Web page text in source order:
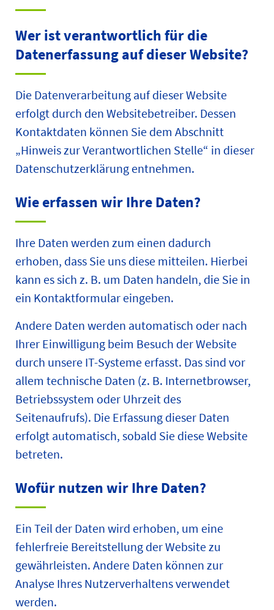
Wer ist verantwortlich für die
Datenerfassung auf dieser Website?
Die Datenverarbeitung auf dieser Website
erfolgt durch den Websitebetreiber. Dessen
Kontaktdaten können Sie dem Abschnitt
„Hinweis zur Verantwortlichen Stelle“ in dieser
Datenschutzerklärung entnehmen.
Wie erfassen wir Ihre Daten?
Ihre Daten werden zum einen dadurch
erhoben, dass Sie uns diese mitteilen. Hierbei
kann es sich z. B. um Daten handeln, die Sie in
ein Kontaktformular eingeben.
Andere Daten werden automatisch oder nach
Ihrer Einwilligung beim Besuch der Website
durch unsere IT-Systeme erfasst. Das sind vor
allem technische Daten (z. B. Internetbrowser,
Betriebssystem oder Uhrzeit des
Seitenaufrufs). Die Erfassung dieser Daten
erfolgt automatisch, sobald Sie diese Website
betreten.
Wofür nutzen wir Ihre Daten?
Ein Teil der Daten wird erhoben, um eine
fehlerfreie Bereitstellung der Website zu
gewährleisten. Andere Daten können zur
Analyse Ihres Nutzerverhaltens verwendet
werden.